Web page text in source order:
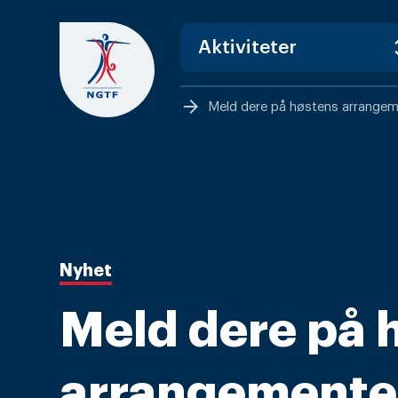
content
arrow_forward Meld dere på høstens
Nyhet
Meld dere på